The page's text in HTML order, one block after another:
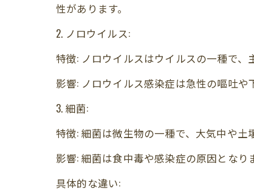
性があります。
2. ノロウイルス:
特徴: ノロウイルスはウイルスの一種で、
影響: ノロウイルス感染症は急性の嘔吐や
3. 細菌:
特徴: 細菌は微生物の一種で、大気中や土
影響: 細菌は食中毒や感染症の原因となり
具体的な違い: